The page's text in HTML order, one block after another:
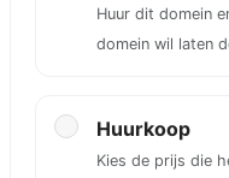
Huur dit domein
domein wil laten
Huurkoop
Kies de prijs die